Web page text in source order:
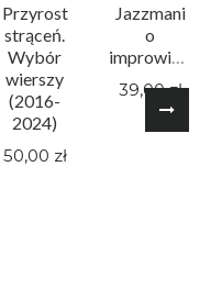
Przyrost
strąceń.
Wybór
wierszy
(2016-
2024)
50,00 zł
Jazzmani
o
39,00 zł